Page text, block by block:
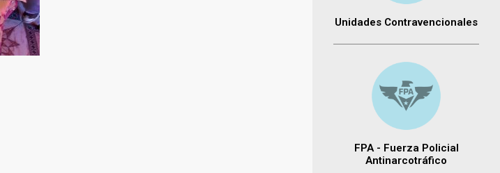
Unidades Contravencionales
FPA - Fuerza Policial
Antinarcotráfico